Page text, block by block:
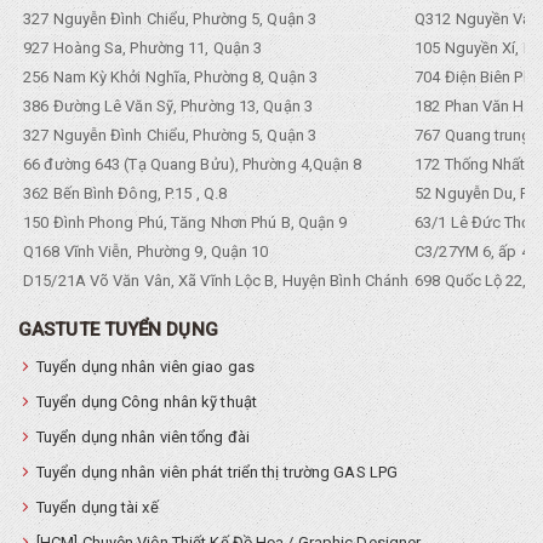
327 Nguyễn Đình Chiểu, Phường 5, Quận 3
Q312 Nguyền
927 Hoàng Sa, Phường 11, Quận 3
105 Nguyền Xí,
256 Nam Kỳ Khởi Nghĩa, Phường 8, Quận 3
704 Điện Biên
386 Đường Lê Văn Sỹ, Phường 13, Quận 3
182 Phan Văn
327 Nguyễn Đình Chiểu, Phường 5, Quận 3
767 Quang trung,
66 đường 643 (Tạ Quang Bửu), Phường 4,Quận 8
172 Thống Nhất.
362 Bến Bình Đông, P.15 , Q.8
52 Nguyễn Du,
150 Đình Phong Phú, Tăng Nhơn Phú B, Quận 9
63/1 Lê Đức Thọ,
Q168 Vĩnh Viễn, Phường 9, Quận 10
C3/27YM 6, ấp 4,
D15/21A Võ Văn Vân, Xã Vĩnh Lộc B, Huyện Bình Chánh 698 Quốc Lộ 22,
GASTUTE TUYỂN DỤNG
Tuyển dụng nhân viên giao gas
Tuyển dụng Công nhân kỹ thuật
Tuyển dụng nhân viên tổng đài
Tuyển dụng nhân viên phát triển thị trường GAS LPG
Tuyển dụng tài xế